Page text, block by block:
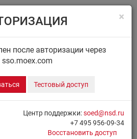
Menu
×
после авторизации через
sso.moex.com
Тестовый доступ
Центр поддержки:soed@nsd.ru
+7 495 956-09-34
Восстановить доступ